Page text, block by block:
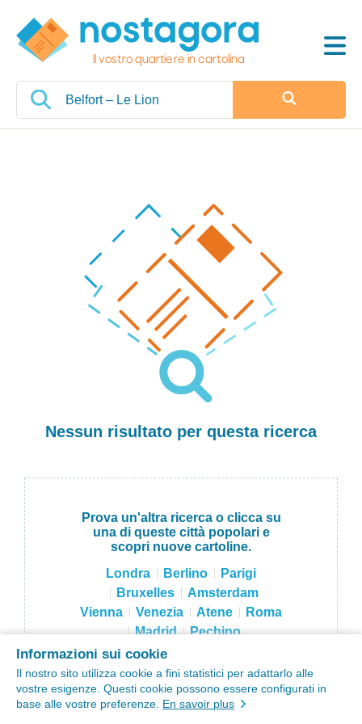
Il vostro quartiere in cartolina
Nessun risultato per questa ricerca
Prova un'altra ricerca o clicca su
una di queste città popolari e
scopri nuove cartoline.
Londra
Berlino
Parigi
Bruxelles
Amsterdam
Vienna
Venezia Atene
Roma
Madrid
Pechino
Hong Kong
Sydney
New York
Informazioni sui cookie
Il nostro sito utilizza cookie a fini statistici per adattarlo alle
vostre esigenze. Questi cookie possono essere configurati in
base alle vostre preferenze. En savoir plus